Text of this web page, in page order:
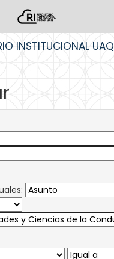
INSTITUCIONAL UAQ